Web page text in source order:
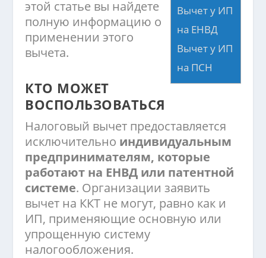
Вычет у ИП
на ЕНВД
Вычет у ИП
на ПСН
этой статье вы найдете
полную информацию о
применении этого
вычета.
КТО МОЖЕТ
ВОСПОЛЬЗОВАТЬСЯ
Налоговый вычет предоставляется
исключительно индивидуальным
предпринимателям, которые
работают на ЕНВД или патентной
системе. Организации заявить
вычет на ККТ не могут, равно как и
ИП, применяющие основную или
упрощенную систему
налогообложения.